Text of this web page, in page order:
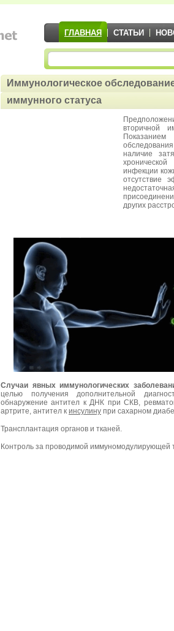
ГЛАВНАЯ СТАТЬИ
Иммунологическое
иммунного статуса
вторичной
наличие
инфекции
отсутствие
других
Случаи явных иммунологических
целью получения дополнительной
обнаружение антител к ДНК при СКВ,
артрите, антител к инсулину при сахарном
Трансплантация органов и тканей.
Контроль за проводимой иммуномодулирующей